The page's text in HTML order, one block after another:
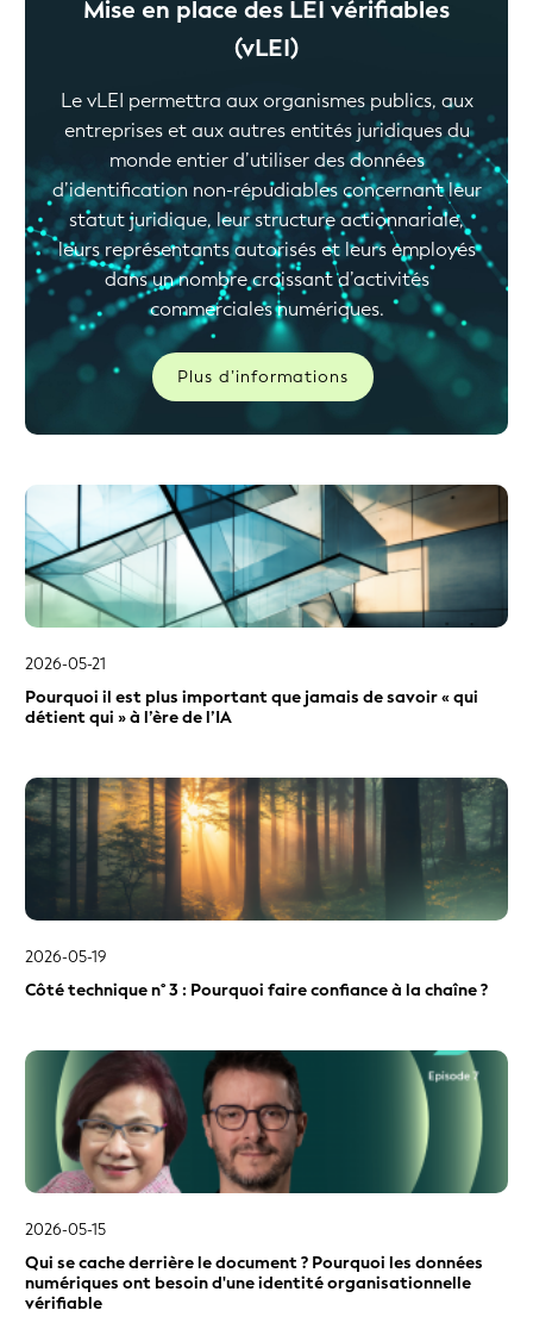
Mise en place des LEI vérifiables
(vLEI)
Le vLEI permettra aux organismes publics, aux
entreprises et aux autres entités juridiques du
monde entier d’utiliser des données
d’identification non-répudiables concernant leur
statut juridique, leur structure actionnariale,
leurs représentants autorisés et leurs employés
dans un nombre croissant d’activités
commerciales numériques.
Plus d’informations
2026-05-21
Pourquoi il est plus important que jamais de savoir « qui
détient qui » à l’ère de l’IA
2026-05-19
Côté technique n° 3 : Pourquoi faire confiance à la chaîne ?
2026-05-15
Qui se cache derrière le document ? Pourquoi les données
numériques ont besoin d'une identité organisationnelle
vérifiable